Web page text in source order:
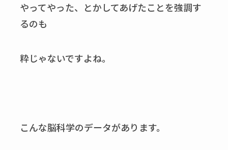
やってやった、とかしてあげたことを強調す
るのも
粋じゃないですよね。
こんな脳科学のデータがあります。